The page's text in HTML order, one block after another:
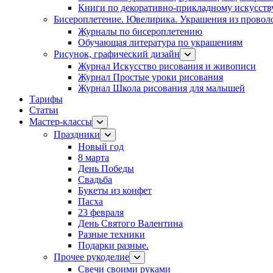
Книги по декоративно-прикладному
Бисероплетение. Ювелирика. Украшения из
Журналы по бисероплетению
Обучающая литература по украшениям
Рисунок, графический дизайн
Журнал Искусство рисования и живописи
Журнал Простые уроки рисования
Журнал Школа рисования для малышей
Тарифы
Статьи
Мастер-классы
Праздники
Новый год
8 марта
День Победы
Свадьба
Букеты из конфет
Пасха
23 февраля
День Святого Валентина
Разные техники
Подарки разные.
Прочее рукоделие
Свечи своими руками